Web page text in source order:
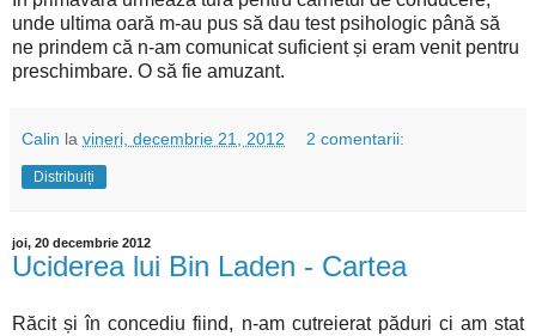
unde ultima oară m-au pus să dau test psihologic până să
ne prindem că n-am comunicat suficient și eram venit pentru
preschimbare. O să fie amuzant.
Calin la vineri, decembrie 21, 2012 2 comentarii:
Distribuiți
joi, 20 decembrie 2012
Uciderea lui Bin Laden - Cartea
Răcit și în concediu fiind, n-am cutreierat păduri ci am stat